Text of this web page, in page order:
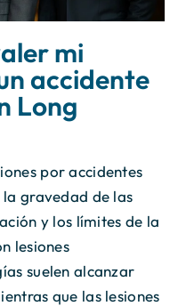
mi
accidente
Long
por accidentes
gravedad de las
y los límites de la
lesiones
suelen alcanzar
que las lesiones